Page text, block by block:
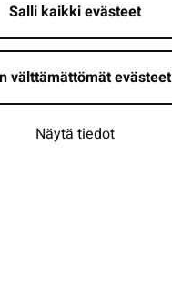
Salli kaikki evästeet
välttämättömät evästeet
Näytä tiedot